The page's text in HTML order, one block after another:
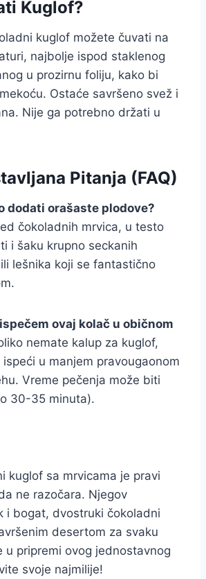
Kuglof?
kuglof možete čuvati na
najbolje ispod staklenog
u prozirnu foliju, kako bi
Ostaće savršeno svež i
Nije ga potrebno držati u
Pitanja (FAQ)
dodati orašaste plodove?
čokoladnih mrvica, u testo
i šaku krupno seckanih
lešnika koji se fantastično
ovaj kolač u običnom
nemate kalup za kuglof,
u manjem pravougaonom
Vreme pečenja može biti
30-35 minuta).
kuglof sa mrvicama je pravi
ne razočara. Njegov
i bogat, dvostruki čokoladni
desertom za svaku
u pripremi ovog jednostavnog
svoje najmilije!